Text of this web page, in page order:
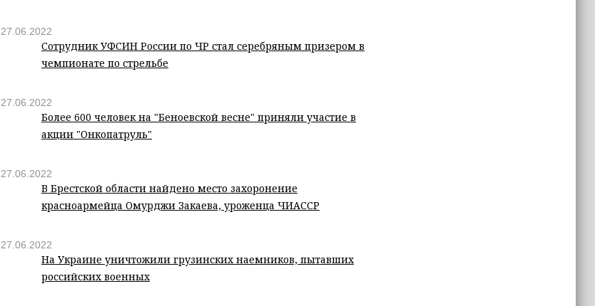
27.06.2022
Сотрудник УФСИН России по ЧР стал серебряным призером в
чемпионате по стрельбе
27.06.2022
Более 600 человек на "Беноевской весне" приняли участие в
акции "Онкопатруль"
27.06.2022
В Брестской области найдено место захоронение
красноармейца Омурджи Закаева, уроженца ЧИАССР
27.06.2022
На Украине уничтожили грузинских наемников, пытавших
российских военных